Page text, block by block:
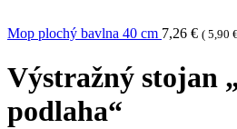
Mop plochý bavlna 40 cm 7,26 € ( 5,90
Výstražný stojan
podlaha“